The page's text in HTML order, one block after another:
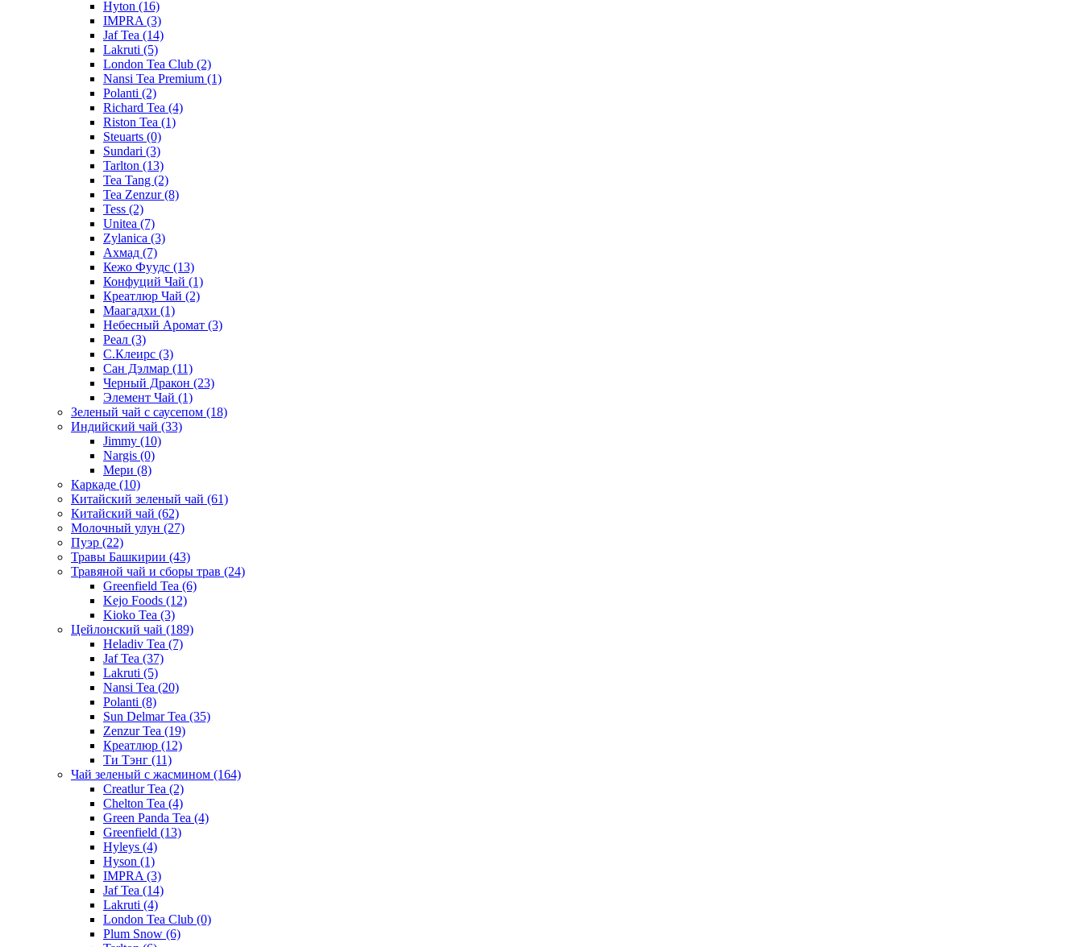
Hyton (16)
IMPRA (3)
Jaf Tea (14)
Lakruti (5)
London Tea Club (2)
Nansi Tea Premium (1)
Polanti (2)
Richard Tea (4)
Riston Tea (1)
Steuarts (0)
Sundari (3)
Tarlton (13)
Tea Tang (2)
Tea Zenzur(8)
Tess (2)
Unitea (7)
Zylanica (3)
Ахмад (7)
Кежо Фуудс (13)
Конфуций Чай (1)
Креатлюр Чай (2)
Маагадхи (1)
Небесный Аромат (3)
Реал (3)
С.Клеирс (3)
Сан Дэлмар (11)
Черный Дракон (23)
Элемент Чай (1)
Зеленый чай с саусепом (18)
Индийский чай (33)
Jimmy (10)
Nargis (0)
Мери (8)
Каркаде (10)
Китайский зеленый чай (61)
Китайский чай (62)
Молочный улун (27)
Пуэр (22)
Травы Башкирии (43)
Травяной чай и сборы трав (24)
Greenfield Tea (6)
Kejo Foods (12)
Kioko Tea (3)
Цейлонский чай (189)
Heladiv Tea (7)
Jaf Tea (37)
Lakruti (5)
Nansi Tea (20)
Polanti (8)
Sun Delmar Tea (35)
Zenzur Tea (19)
Креатлюр (12)
Ти Тэнг (11)
Чай зеленый с жасмином (164)
Creatlur Tea (2)
Chelton Tea (4)
Green Panda Tea (4)
Greenfield (13)
Hyleys (4)
Hyson (1)
IMPRA (3)
Jaf Tea (14)
Lakruti (4)
London Tea Club (0)
Plum Snow (6)